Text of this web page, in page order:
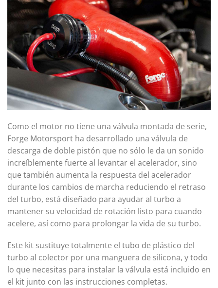
Como el motor no tiene una válvula montada de serie,
Forge Motorsport ha desarrollado una válvula de
descarga de doble pistón que no sólo le da un sonido
increíblemente fuerte al levantar el acelerador, sino
que también aumenta la respuesta del acelerador
durante los cambios de marcha reduciendo el retraso
del turbo, está diseñado para ayudar al turbo a
mantener su velocidad de rotación listo para cuando
acelere, así como para prolongar la vida de su turbo.
Este kit sustituye totalmente el tubo de plástico del
turbo al colector por una manguera de silicona, y todo
lo que necesitas para instalar la válvula está incluido en
el kit junto con las instrucciones completas.